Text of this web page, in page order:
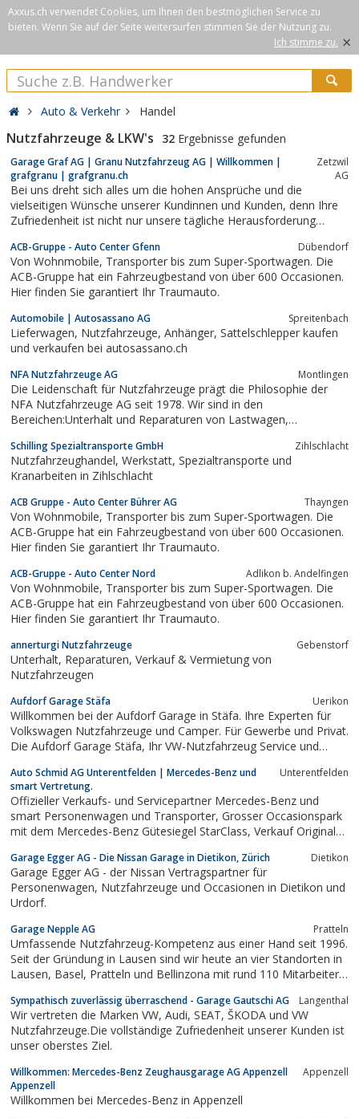
Axxus.ch verwendet Cookies, um Ihnen den bestmöglichen Service zu
bieten. Wenn Sie auf der Seite weitersurfen stimmen Sie der Nutzung zu.
Ich stimme zu. ×
Auto & Verkehr Handel
Nutzfahrzeuge & LKW's 32 Ergebnisse gefunden
Garage Graf AG | Granu Nutzfahrzeug AG | Willkommen |
grafgranu | grafgranu.ch
Zetzwil
AG
Bei uns dreht sich alles um die hohen Ansprüche und die
vielseitigen Wünsche unserer Kundinnen und Kunden, denn Ihre
Zufriedenheit ist nicht nur unsere tägliche Herausforderung
Opel Trends, Online Katalog, Opel Prospekt, IVECO Original,
IVECO Teile, IVECO...
ACB-Gruppe - Auto Center Gfenn Dübendorf
Von Wohnmobile, Transporter bis zum Super-Sportwagen. Die
ACB-Gruppe hat ein Fahrzeugbestand von über 600 Occasionen.
Hier finden Sie garantiert Ihr Traumauto.
Automobile | Autosassano AG Spreitenbach
Lieferwagen, Nutzfahrzeuge, Anhänger, Sattelschlepper kaufen
und verkaufen bei autosassano.ch
NFA Nutzfahrzeuge AG Montlingen
Die Leidenschaft für Nutzfahrzeuge prägt die Philosophie der
NFA Nutzfahrzeuge AG seit 1978. Wir sind in den
Bereichen:Unterhalt und Reparaturen von Lastwagen,
Verkauf von Bizon Baumaschinen, Vermietung von
Nutzfahrzeugen wie Baumaschinen und Stapler sowie in der
Logistik...
Schilling Spezialtransporte GmbH Zihlschlacht
Nutzfahrzeughandel, Werkstatt, Spezialtransporte und
Kranarbeiten in Zihlschlacht
ACB Gruppe - Auto Center Bührer AG Thayngen
Von Wohnmobile, Transporter bis zum Super-Sportwagen. Die
ACB-Gruppe hat ein Fahrzeugbestand von über 600 Occasionen.
Hier finden Sie garantiert Ihr Traumauto.
ACB-Gruppe - Auto Center Nord Adlikon b. Andelfingen
Von Wohnmobile, Transporter bis zum Super-Sportwagen. Die
ACB-Gruppe hat ein Fahrzeugbestand von über 600 Occasionen.
Hier finden Sie garantiert Ihr Traumauto.
annerturgi Nutzfahrzeuge Gebenstorf
Unterhalt, Reparaturen, Verkauf & Vermietung von
Nutzfahrzeugen
Aufdorf Garage Stäfa Uerikon
Willkommen bei der Aufdorf Garage in Stäfa. Ihre Experten für
Volkswagen Nutzfahrzeuge und Camper. Für Gewerbe und Privat.
Die Aufdorf Garage Stäfa, Ihr VW-Nutzfahrzeug Service und
Nutzfahrzeuge und deshalb haben wir uns auch darauf
spezialisiert. Mit Leidenschaft...
Auto Schmid AG Unterentfelden | Mercedes-Benz und
smart Vertretung.
Unterentfelden
Offizieller Verkaufs- und Servicepartner Mercedes-Benz und
smart Personenwagen und Transporter, Grosser Occasionspark
mit dem Mercedes-Benz Gütesiegel StarClass, Verkauf Original
Garage Egger AG - Die Nissan Garage in Dietikon, Zürich Dietikon
Garage Egger AG - der Nissan Vertragspartner für
Personenwagen, Nutzfahrzeuge und Occasionen in Dietikon und
Urdorf.
Garage Nepple AG Pratteln
Umfassende Nutzfahrzeug-Kompetenz aus einer Hand seit 1996.
Seit der Gründung in Lausen sind wir heute an vier Standorten in
Lausen, Basel, Pratteln und Bellinzona mit rund 110 Mitarbeitern
Sympathisch zuverlässig überraschend - Garage Gautschi AG Langenthal
Wir vertreten die Marken VW, Audi, SEAT, ŠKODA und VW
Nutzfahrzeuge.Die vollständige Zufriedenheit unserer Kunden ist
unser oberstes Ziel.
Willkommen: Mercedes-Benz Zeughausgarage AG Appenzell
Appenzell
Appenzell
Willkommen bei Mercedes-Benz in Appenzell